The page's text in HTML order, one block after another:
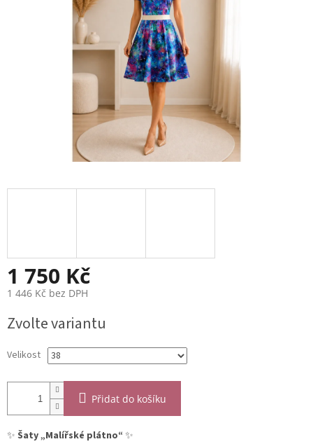
hvězdiček.
1 750 Kč
1 446 Kč bez DPH
cena:
Zvolte variantu
Velikost
Přidat do košíku
✨ Šaty „Malířské plátno“ ✨